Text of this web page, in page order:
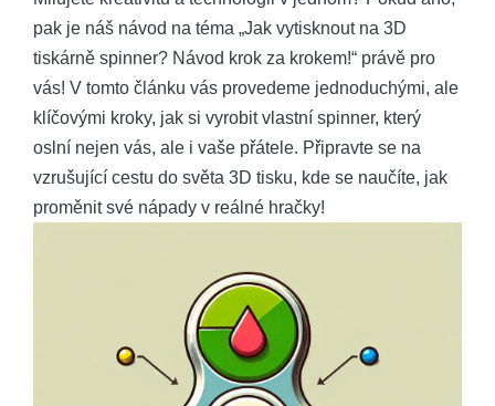
pak je náš návod na téma „Jak vytisknout na 3D
tiskárně spinner? Návod krok za krokem!“ právě pro
vás! V tomto článku vás provedeme jednoduchými, ale
klíčovými kroky, jak si vyrobit vlastní spinner, který
oslní nejen vás, ale i vaše přátele. Připravte se na
vzrušující cestu do světa 3D tisku, kde se naučíte, jak
proměnit své nápady v reálné hračky!